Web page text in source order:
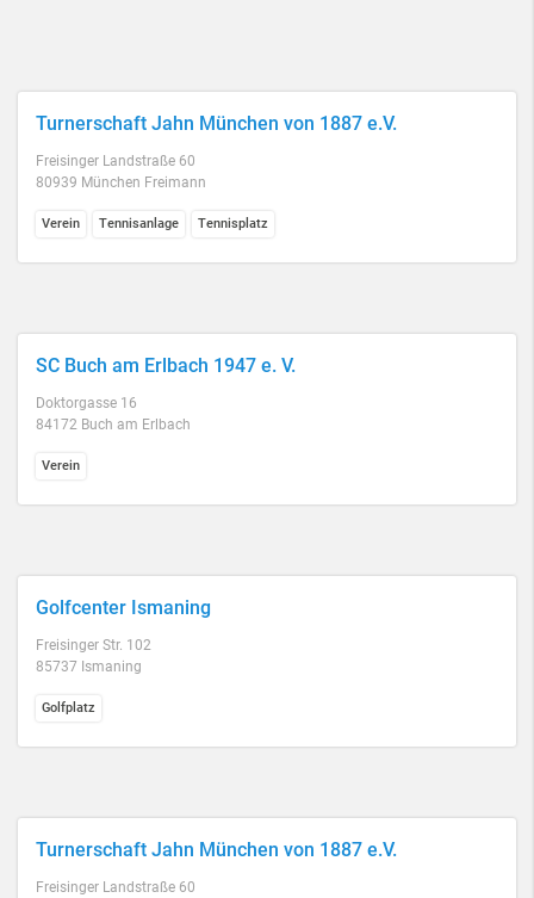
Turnerschaft Jahn München von 1887 e.V.
Freisinger Landstraße 60
80939 München Freimann
Verein Tennisanlage Tennisplatz
SC Buch am Erlbach 1947 e. V.
Doktorgasse 16
84172 Buch am Erlbach
Verein
Golfcenter Ismaning
Freisinger Str. 102
85737 Ismaning
Golfplatz
Turnerschaft Jahn München von 1887 e.V.
Freisinger Landstraße 60